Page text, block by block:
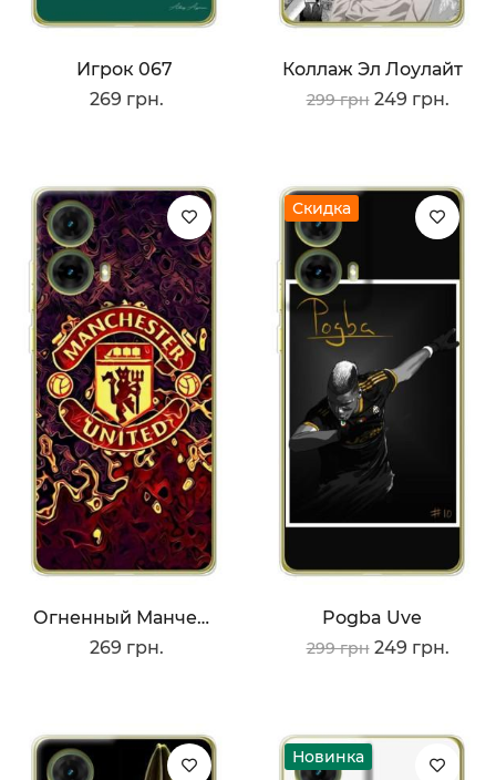
Игрок 067
269 грн.
Коллаж Эл Лоулайт
299 грн 249 грн.
Огненный Манчестер
269 грн.
Скидка
Pogba Uve
299 грн 249 грн.
Новинка